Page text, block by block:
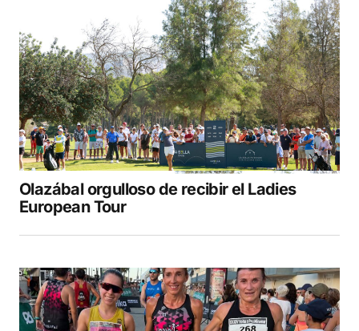
Olazábal orgulloso de recibir el Ladies
European Tour